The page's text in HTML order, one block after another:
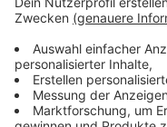
zusätzliches
Anzeige